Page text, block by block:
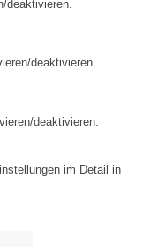
deaktivieren.
deaktivieren.
deaktivieren.
im Detail in